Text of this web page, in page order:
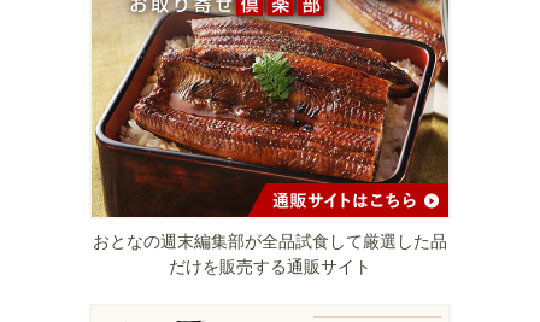
おとなの週末編集部が全品試食して厳選した品
だけを販売する通販サイト